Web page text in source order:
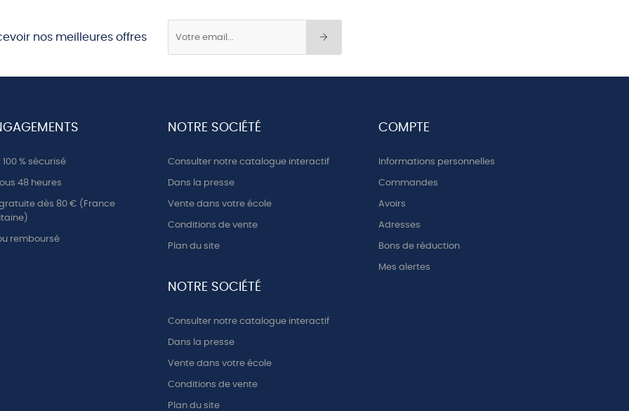
nos meilleures offres
% sécurisé
48 heures
dès 80 € (France
remboursé
NOTRE SOCIÉTÉ
Consulter notre catalogue interactif
Dans la presse
Vente dans votre école
Conditions de vente
Plan du site
NOTRE SOCIÉTÉ
Consulter notre catalogue interactif
Dans la presse
Vente dans votre école
Conditions de vente
Plan du site
COMPTE
Informations personnelles
Commandes
Avoirs
Adresses
Bons de réduction
Mes alertes